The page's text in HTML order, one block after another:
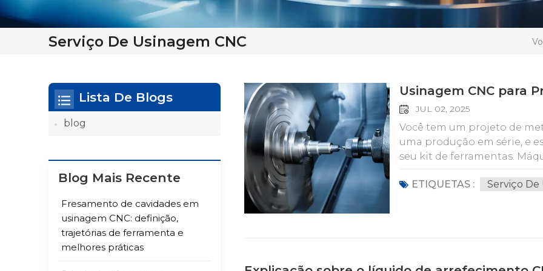
Serviço De Usinagem CNC
Usinagem CNC para
JUL 02, 2025
Você tem um projeto de
uma produção em série, e
seu kit de ferramentas.
sofisticados para gigantes
tamanhos contam com
ETIQUETAS : Serviço De
Lista De Blogs
blog
Blog Mais Recente
Fresamento de cavidades em
usinagem CNC: definição,
trajetórias de ferramenta e
melhores práticas